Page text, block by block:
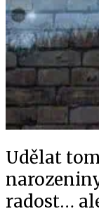
Udělat
radost…